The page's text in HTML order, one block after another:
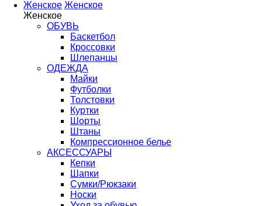
Женское Женское
Женское
ОБУВЬ
Баскетбол
Кроссовки
Шлепанцы
ОДЕЖДА
Майки
Футболки
Толстовки
Куртки
Шорты
Штаны
Компрессионное белье
АКСЕССУАРЫ
Кепки
Шапки
Сумки/Рюкзаки
Носки